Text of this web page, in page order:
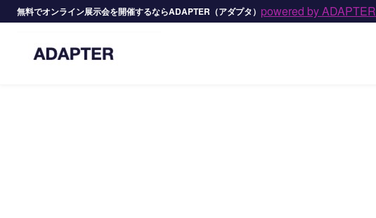
無料でオンライン展示会を開催するならADAPTER（アダプタ） powered by ADAPTER